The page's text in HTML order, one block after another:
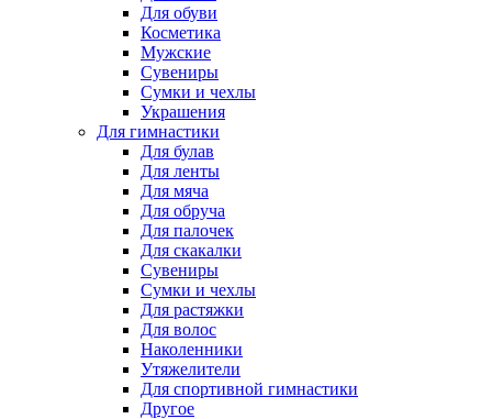
Для обуви
Косметика
Мужские
Сувениры
Сумки и чехлы
Украшения
Для гимнастики
Для булав
Для ленты
Для мяча
Для обруча
Для палочек
Для скакалки
Сувениры
Сумки и чехлы
Для растяжки
Для волос
Наколенники
Утяжелители
Для спортивной гимнастики
Другое